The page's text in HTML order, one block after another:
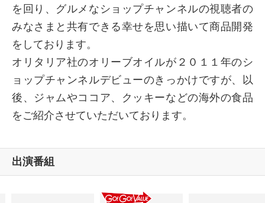
を回り、グルメなショップチャンネルの視聴者の
みなさまと共有できる幸せを思い描いて商品開発
をしております。
オリタリア社のオリーブオイルが２０１１年のシ
ョップチャンネルデビューのきっかけですが、以
後、ジャムやココア、クッキーなどの海外の食品
をご紹介させていただいております。
出演番組